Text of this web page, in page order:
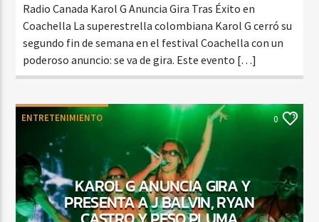
Radio Canada Karol G Anuncia Gira Tras Éxito en
Coachella La superestrella colombiana Karol G cerró su
segundo fin de semana en el festival Coachella con un
poderoso anuncio: se va de gira. Este evento […]
ENTRETENIMIENTO 0
KAROL G ANUNCIA GIRA Y
PRESENTA A J BALVIN, RYAN